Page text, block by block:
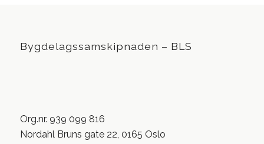
Bygdelagssamskipnaden – BLS
Org.nr. 939 099 816
Nordahl Bruns gate 22, 0165 Oslo